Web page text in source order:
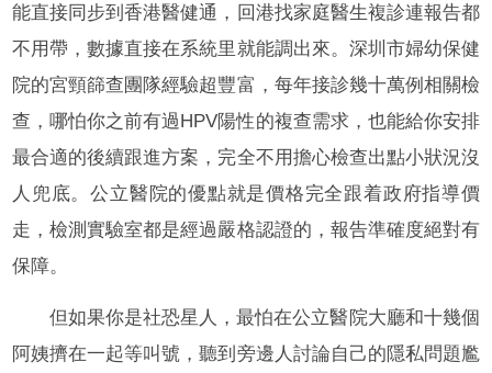
能直接同步到香港醫健通，回港找家庭醫生複診連報告都
不用帶，數據直接在系統里就能調出來。深圳市婦幼保健
院的宮頸篩查團隊經驗超豐富，每年接診幾十萬例相關檢
查，哪怕你之前有過HPV陽性的複查需求，也能給你安排
最合適的後續跟進方案，完全不用擔心檢查出點小狀況沒
人兜底。公立醫院的優點就是價格完全跟着政府指導價
走，檢測實驗室都是經過嚴格認證的，報告準確度絕對有
保障。
但如果你是社恐星人，最怕在公立醫院大廳和十幾個
阿姨擠在一起等叫號，聽到旁邊人討論自己的隱私問題尷